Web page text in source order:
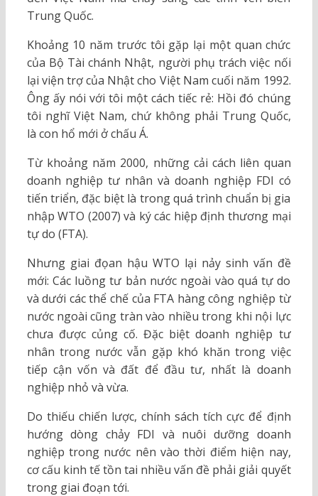
Trung Quốc.
Khoảng 10 năm trước tôi gặp lại một quan chức
của Bộ Tài chánh Nhật, người phụ trách việc nối
lại viện trợ của Nhật cho Việt Nam cuối năm 1992.
Ông ấy nói với tôi một cách tiếc rẻ: Hồi đó chúng
tôi nghĩ Việt Nam, chứ không phải Trung Quốc,
là con hổ mới ở chấu Á.
Từ khoảng năm 2000, những cải cách liên quan
doanh nghiệp tư nhân và doanh nghiệp FDI có
tiến triển, đặc biệt là trong quá trình chuẩn bị gia
nhập WTO (2007) và ký các hiệp định thương mại
tự do (FTA).
Nhưng giai đọan hậu WTO lại nảy sinh vấn đề
mới: Các luồng tư bản nước ngoài vào quá tự do
và dưới các thể chế của FTA hàng công nghiệp từ
nước ngoài cũng tràn vào nhiều trong khi nội lực
chưa được củng cố. Đặc biệt doanh nghiệp tư
nhân trong nước vẫn gặp khó khăn trong việc
tiếp cận vốn và đất để đầu tư, nhất là doanh
nghiệp nhỏ và vừa.
Do thiếu chiến lược, chính sách tích cực để định
hướng dòng chảy FDI và nuôi dưỡng doanh
nghiệp trong nước nên vào thời điểm hiện nay,
cơ cấu kinh tế tồn tai nhiều vấn đề phải giải quyết
trong giai đoạn tới.